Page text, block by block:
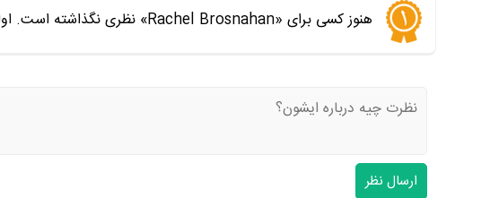
هنوز کسی برای «Rachel Brosnahan» نظری نگذاشته است. اولین نفری باشید که نظر می‌دهید
ارسال نظر